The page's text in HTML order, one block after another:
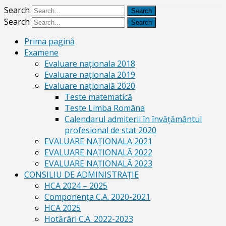
Search
Search
Prima pagină
Examene
Evaluare naționala 2018
Evaluare naționala 2019
Evaluare națională 2020
Teste matematică
Teste Limba Româna
Calendarul admiterii în învăţământul
profesional de stat 2020
EVALUARE NAȚIONALA 2021
EVALUARE NAŢIONALĂ 2022
EVALUARE NAŢIONALĂ 2023
CONSILIU DE ADMINISTRAȚIE
HCA 2024 – 2025
Componența C.A. 2020-2021
HCA 2025
Hotărâri C.A. 2022-2023